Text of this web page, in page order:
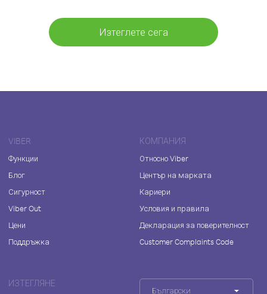
Изтеглете сега
VIBER
Функции
Блог
Сигурност
Viber Out
Цени
Поддръжка
КОМПАНИЯ
Относно Viber
Център на марката
Кариери
Условия и правила
Декларация за поверителност
Customer Complaints Code
ИЗТЕГЛЯНЕ
Български